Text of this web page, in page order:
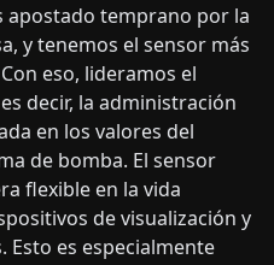
apostado temprano por la
y tenemos el sensor más
eso, lideramos el
decir, la administración
en los valores del
de bomba. El sensor
flexible en la vida
de visualización y
es especialmente